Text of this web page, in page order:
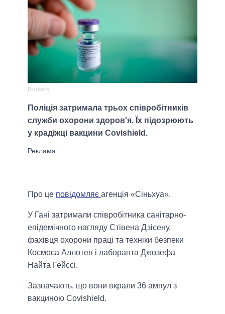
Reuters
Поліція затримала трьох співробітників
служби охорони здоров'я. Їх підозрюють
у крадіжці вакцини Covishield.
Про це повідомляє агенція «Сіньхуа».
У Гані затримали співробітника санітарно-
епідемічного нагляду Стівена Дзісену,
фахівця охорони праці та техніки безпеки
Космоса Аллотея і лаборанта Джозефа
Найта Гейссі.
Зазначають, що вони вкрали 36 ампул з
вакциною Covishield.